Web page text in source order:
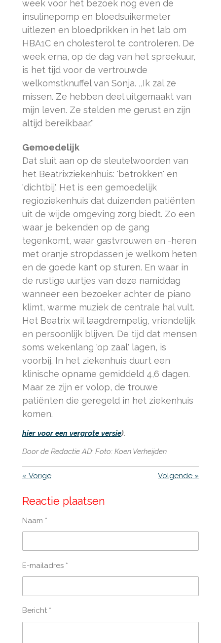
week voor het bezoek nog even de
insulinepomp en bloedsuikermeter
uitlezen en bloedprikken in het lab om
HBA1C en cholesterol te controleren. De
week erna, op de dag van het spreekuur,
is het tijd voor de vertrouwde
welkomstknuffel van Sonja. ,,Ik zal ze
missen. Ze hebben deel uitgemaakt van
mijn leven. Ze stelden me gerust en zijn
altijd bereikbaar.''
Gemoedelijk
Dat sluit aan op de sleutelwoorden van
het Beatrixziekenhuis: 'betrokken' en
'dichtbij'. Het is een gemoedelijk
regioziekenhuis dat duizenden patiënten
uit de wijde omgeving zorg biedt. Zo een
waar je bekenden op de gang
tegenkomt, waar gastvrouwen en -heren
met oranje stropdassen je welkom heten
en de goede kant op sturen. En waar in
de rustige uurtjes van deze namiddag
wanneer een bezoeker achter de piano
klimt, warme muziek de centrale hal vult.
Het Beatrix wil laagdrempelig, vriendelijk
en persoonlijk blijven. De tijd dat mensen
soms wekenlang 'op zaal' lagen, is
voorbij. In het ziekenhuis duurt een
klinische opname gemiddeld 4,6 dagen.
Maar ze zijn er volop, de trouwe
patiënten die geregeld in het ziekenhuis
komen.
hier voor een vergrote versie).
Door de Redactie AD: Foto: Koen Verheijden
« Vorige Volgende »
Reactie plaatsen
Naam *
E-mailadres *
Bericht *